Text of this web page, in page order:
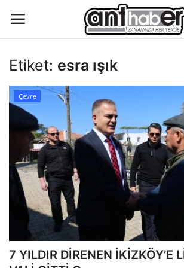
Eğitim
Aktüel Magazin
Hakkımızda
İletişim
Asayiş
Çevre
Etiket: esra ışık
Çevre
7 YILDIR DİRENEN İKİZKÖY’E